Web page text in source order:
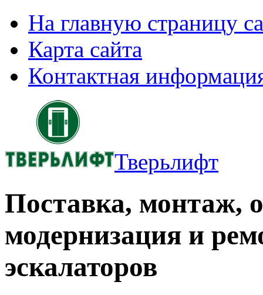
На главную страницу
Карта сайта
Контактная
Тверьлифт
Поставка, монтаж,
модернизация и
эскалаторов